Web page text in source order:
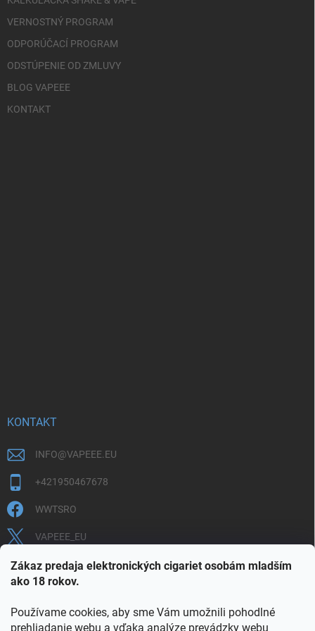
Zákaz predaja elektronických cigariet osobám mladším
ako 18 rokov.
Používame cookies, aby sme Vám umožnili pohodlné
prehliadanie webu a vďaka analýze prevádzky webu
VERNOSTNÝ PROGRAM
ODPORÚČACÍ PROGRAM
ODSTÚPENIE OD ZMLUVY
BLOG VAPEEE
KONTAKT
KONTAKT
INFO@VAPEEE.EU
+421950467678
WWTSRO
VAPEEE_EU
VAPEEE.EU